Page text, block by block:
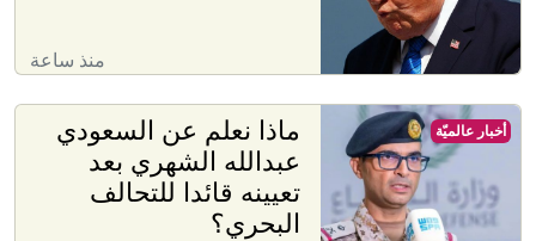
منذ ساعة
ماذا نعلم عن السعودي
عبدالله الشهري بعد
تعيينه قائدا للتحالف
البحري؟
أخبار عالميّة